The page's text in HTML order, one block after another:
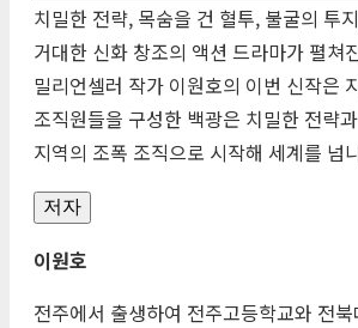
치밀한 전략, 목숨을 건 혈투, 불굴의 투
거대한 신화 창조의 액션 드라마가 펼쳐
밀리언셀러 작가 이원호의 이번 신작은
조직원들을 구성한 백광은 치밀한 전략
지역의 조폭 조직으로 시작해 세계를 넘
저자
이원호
전주에서 출생하여 전주고등학교와 전